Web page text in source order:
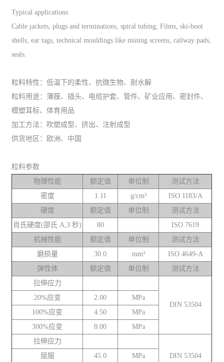
Typical applications
Cable jackets, plugs and terminations, spiral tubing, Films, ski-boot
shells, ear tags, technical mouldings like mining screens, railway pads,
seals.
粒料特性：低温下的柔性、抗微生物、耐水解
粒料用途：薄膜、插头、电缆护套、管件、矿业应用、密封件、
模塑耳标、体育用品
加工方法：吹塑成型、挤出、注射成型
供货地区：欧洲、中国
粒料参数
物理性能
额定值 单位制
测试方法
密度
1.11 g/cm³
ISO 1183/A
硬度
额定值 单位制
测试方法
肖氏硬度(邵氏 A,3 秒)
80
ISO 7619
机械性能
额定值 单位制
测试方法
磨损量
30.0 mm³
ISO 4649-A
弹性体
额定值 单位制
测试方法
拉伸应力
DIN 53504
20%应变 2.00
MPa
100%应变
4.50
MPa
300%应变
8.00
MPa
拉伸应力
DIN 53504
屈服 45.0 MPa